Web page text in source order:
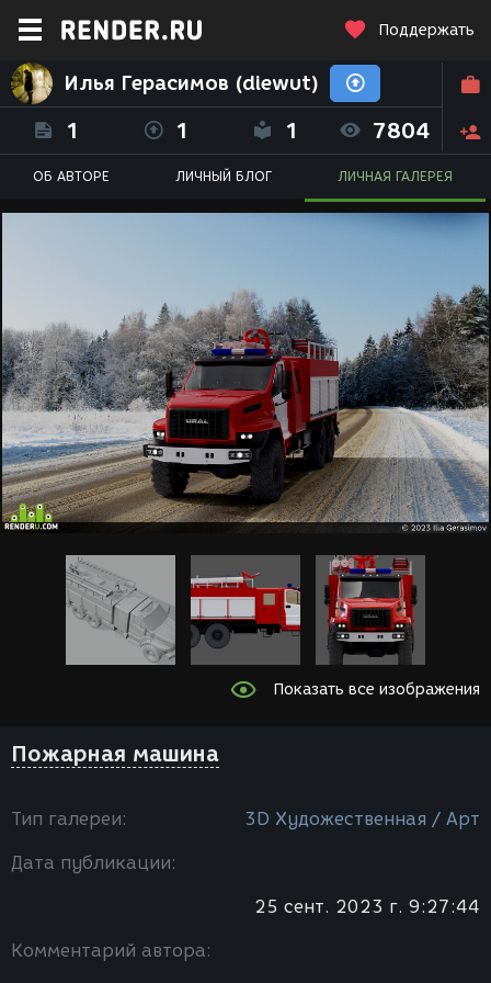
Поддержать
Илья Герасимов (diewut)
1 1 1 7804
ОБ АВТОРЕ ЛИЧНЫЙ БЛОГ ЛИЧНАЯ ГАЛЕРЕЯ
Показать все изображения
Пожарная машина
Тип галереи: 3D Художественная / Арт
Дата публикации:
25 сент. 2023 г. 9:27:44
Комментарий автора: